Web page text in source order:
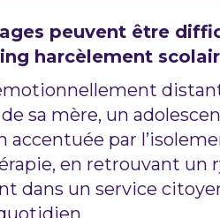
peuvent être
harcèlement
sa mère, un
accentuée par
en retrouvant un
dans un service